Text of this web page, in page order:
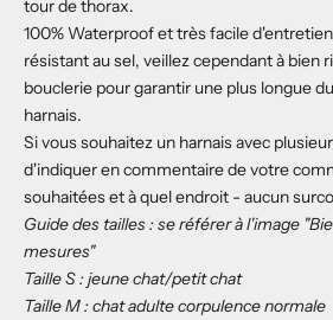
tour de thorax.
100% Waterproof et très facile
résistant au sel, veillez cependant à bien
bouclerie pour garantir une plus longue
harnais.
Si vous souhaitez un harnais avec
d'indiquer en commentaire de votre
souhaitées et à quel endroit - aucun
Guide des tailles : se référer à l'image
mesures"
Taille S : jeune chat/petit chat
Taille M : chat adulte corpulence normale